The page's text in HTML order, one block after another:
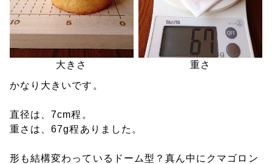
大きさ
重さ
かなり大きいです。
直径は、7cm程。
重さは、67g程ありました。
形も結構変わっているドーム型？真ん中にクマゴロン